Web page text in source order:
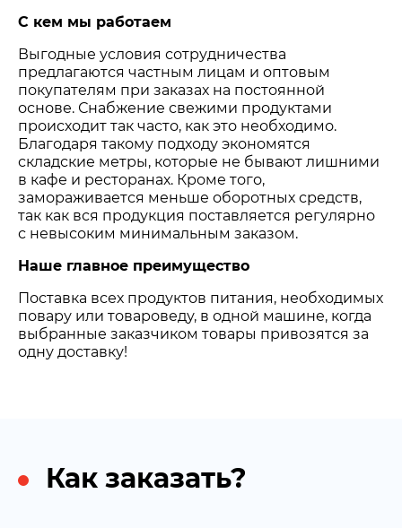
С кем мы работаем
Выгодные условия сотрудничества
предлагаются частным лицам и оптовым
покупателям при заказах на постоянной
основе. Снабжение свежими продуктами
происходит так часто, как это необходимо.
Благодаря такому подходу экономятся
складские метры, которые не бывают лишними
в кафе и ресторанах. Кроме того,
замораживается меньше оборотных средств,
так как вся продукция поставляется регулярно
с невысоким минимальным заказом.
Наше главное преимущество
Поставка всех продуктов питания, необходимых
повару или товароведу, в одной машине, когда
выбранные заказчиком товары привозятся за
одну доставку!
Как заказать?